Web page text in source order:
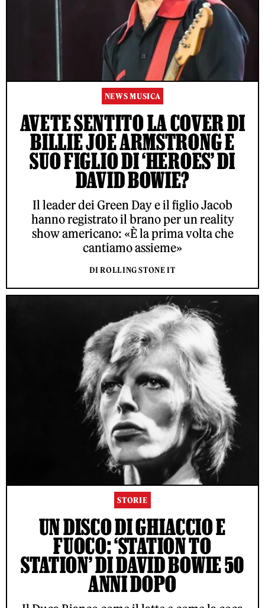
NEWS MUSICA
AVETE SENTITO LA COVER DI
BILLIE JOE ARMSTRONG E
SUO FIGLIO DI ‘HEROES’ DI
DAVID BOWIE?
Il leader dei Green Day e il figlio Jacob
hanno registrato il brano per un reality
show americano: «È la prima volta che
cantiamo assieme»
DI ROLLING STONE IT
STORIE
UN DISCO DI GHIACCIO E
FUOCO: ‘STATION TO
STATION’ DI DAVID BOWIE 50
ANNI DOPO